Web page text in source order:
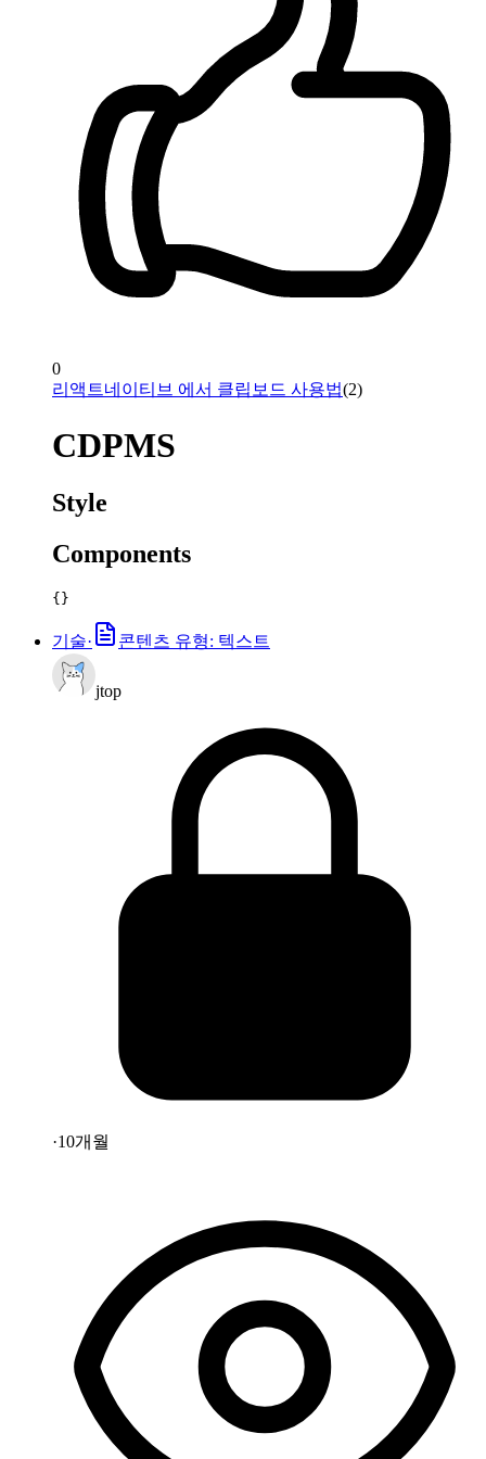
0
리액트네이티브 에서 클립보드 사용법(2)
CDPMS
Style
Components
{}
기술· 콘텐츠 유형: 텍스트
jtop
·10개월